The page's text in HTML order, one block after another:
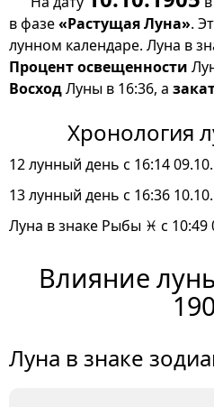
в фазе«Растущая Луна».
лунном календаре. Луна в
Процент освещенности
ВосходЛуны в 16:36, а
Хронология
12 лунный день с 16:14
13 лунный день с 16:36
Луна в знаке Рыбы ♓ с 10:49
Влияние
Луна в знаке